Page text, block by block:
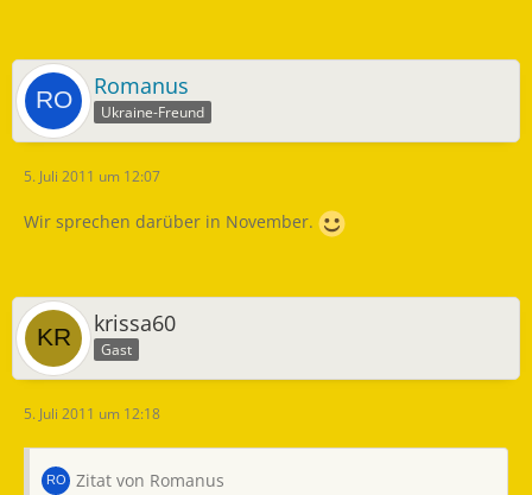
Romanus
Ukraine-Freund
5. Juli 2011 um 12:07
Wir sprechen darüber in November.
krissa60
Gast
5. Juli 2011 um 12:18
Zitat von Romanus